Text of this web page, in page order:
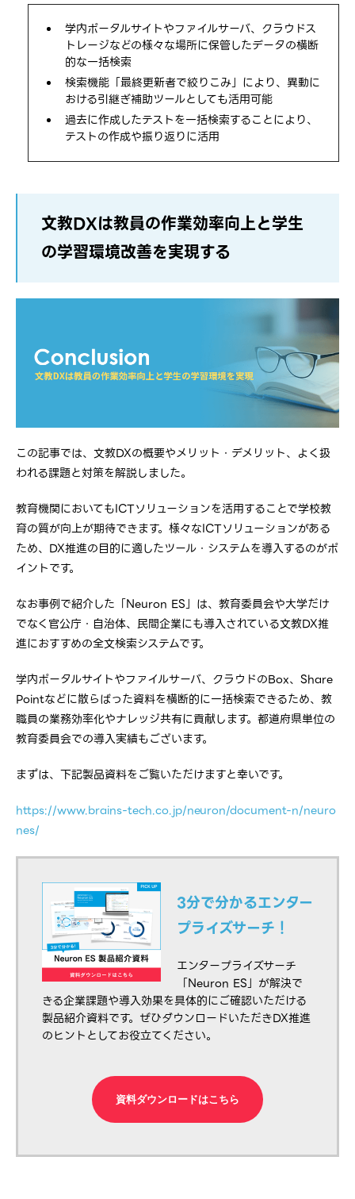
学内ポータルサイトやファイルサーバ、クラウドス
トレージなどの様々な場所に保管したデータの横断
的な一括検索
検索機能「最終更新者で絞りこみ」により、異動に
おける引継ぎ補助ツールとしても活用可能
過去に作成したテストを一括検索することにより、
テストの作成や振り返りに活用
文教DXは教員の作業効率向上と学生
の学習環境改善を実現する
この記事では、文教DXの概要やメリット・デメリット、よく扱
われる課題と対策を解説しました。
教育機関においてもICTソリューションを活用することで学校教
育の質が向上が期待できます。様々なICTソリューションがある
ため、DX推進の目的に適したツール・システムを導入するのがポ
イントです。
なお事例で紹介した「Neuron ES」は、教育委員会や大学だけ
でなく官公庁・自治体、民間企業にも導入されている文教DX推
進におすすめの全文検索システムです。
学内ポータルサイトやファイルサーバ、クラウドのBox、Share
Pointなどに散らばった資料を横断的に一括検索できるため、教
職員の業務効率化やナレッジ共有に貢献します。都道府県単位の
教育委員会での導入実績もございます。
まずは、下記製品資料をご覧いただけますと幸いです。
https://www.brains-tech.co.jp/neuron/document-n/neuro
nes/
3分で分かるエンター
プライズサーチ！
エンタープライズサーチ
「Neuron ES」が解決で
きる企業課題や導入効果を具体的にご確認いただける
製品紹介資料です。ぜひダウンロードいただきDX推進
のヒントとしてお役立てください。
資料ダウンロードはこちら